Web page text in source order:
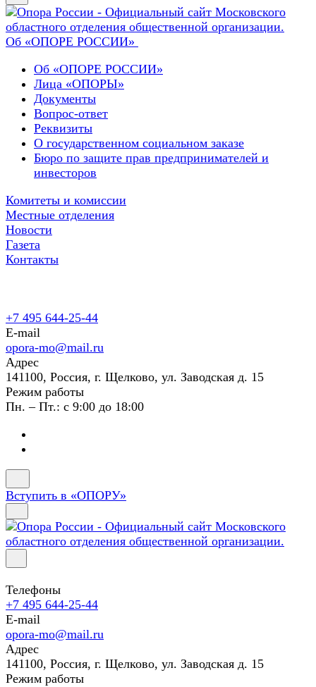
Об «ОПОРЕ РОССИИ»
Об «ОПОРЕ РОССИИ»
Лица «ОПОРЫ»
Документы
Вопрос-ответ
Реквизиты
О государственном социальном заказе
Бюро по защите прав предпринимателей и
инвесторов
Комитеты и комиссии
Местные отделения
Новости
Газета
Контакты
+7 495 644-25-44
E-mail
opora-mo@mail.ru
Адрес
141100, Россия, г. Щелково, ул. Заводская д. 15
Режим работы
Пн. – Пт.: с 9:00 до 18:00
Вступить в «ОПОРУ»
Телефоны
+7 495 644-25-44
E-mail
opora-mo@mail.ru
Адрес
141100, Россия, г. Щелково, ул. Заводская д. 15
Режим работы